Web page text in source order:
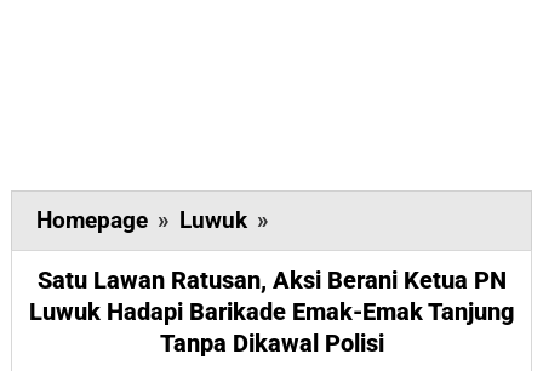
Homepage » Luwuk »
Lawan
Ratusan,
Aksi
Berani
Satu Lawan Ratusan, Aksi Berani Ketua PN
Luwuk Hadapi Barikade Emak-Emak Tanjung
Tanpa Dikawal Polisi